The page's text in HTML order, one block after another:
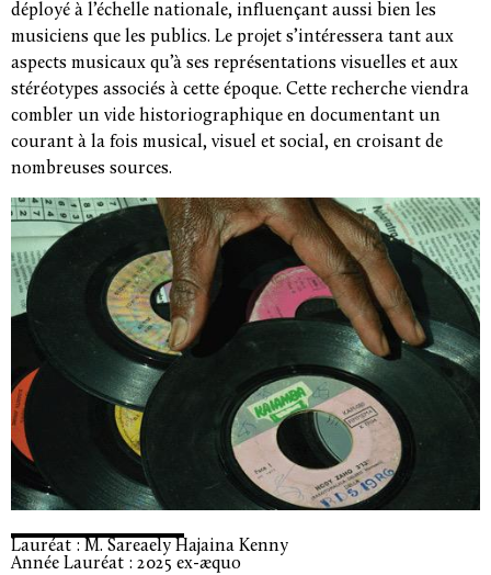
déployé à l’échelle nationale, influençant aussi bien les
musiciens que les publics. Le projet s’intéressera tant aux
aspects musicaux qu’à ses représentations visuelles et aux
stéréotypes associés à cette époque. Cette recherche viendra
combler un vide historiographique en documentant un
courant à la fois musical, visuel et social, en croisant de
nombreuses sources.
Lauréat : M. Sareaely Hajaina Kenny
Année Lauréat : 2025 ex-æquo